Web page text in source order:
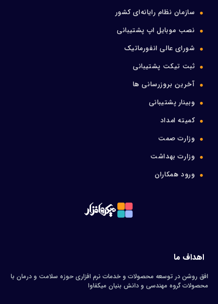
سازمان نظام رایانه‌ای کشور
نصب موبایل اپ پشتیبانی
شورای عالی انفورماتیک
ثبت تیکت پشتیبانی
آخرین بروزرسانی ها
وبینار پشتیبانی
کمیته امداد
وزارت صمت
وزارت بهداشت
ورود همکاران
اهداف ما
افق روشن در توسعه محصولات و خدمات نرم افزاری حوزه سلامت و درمان با
محصولات گروه مهندسی و دانش بنیان میکفاوا